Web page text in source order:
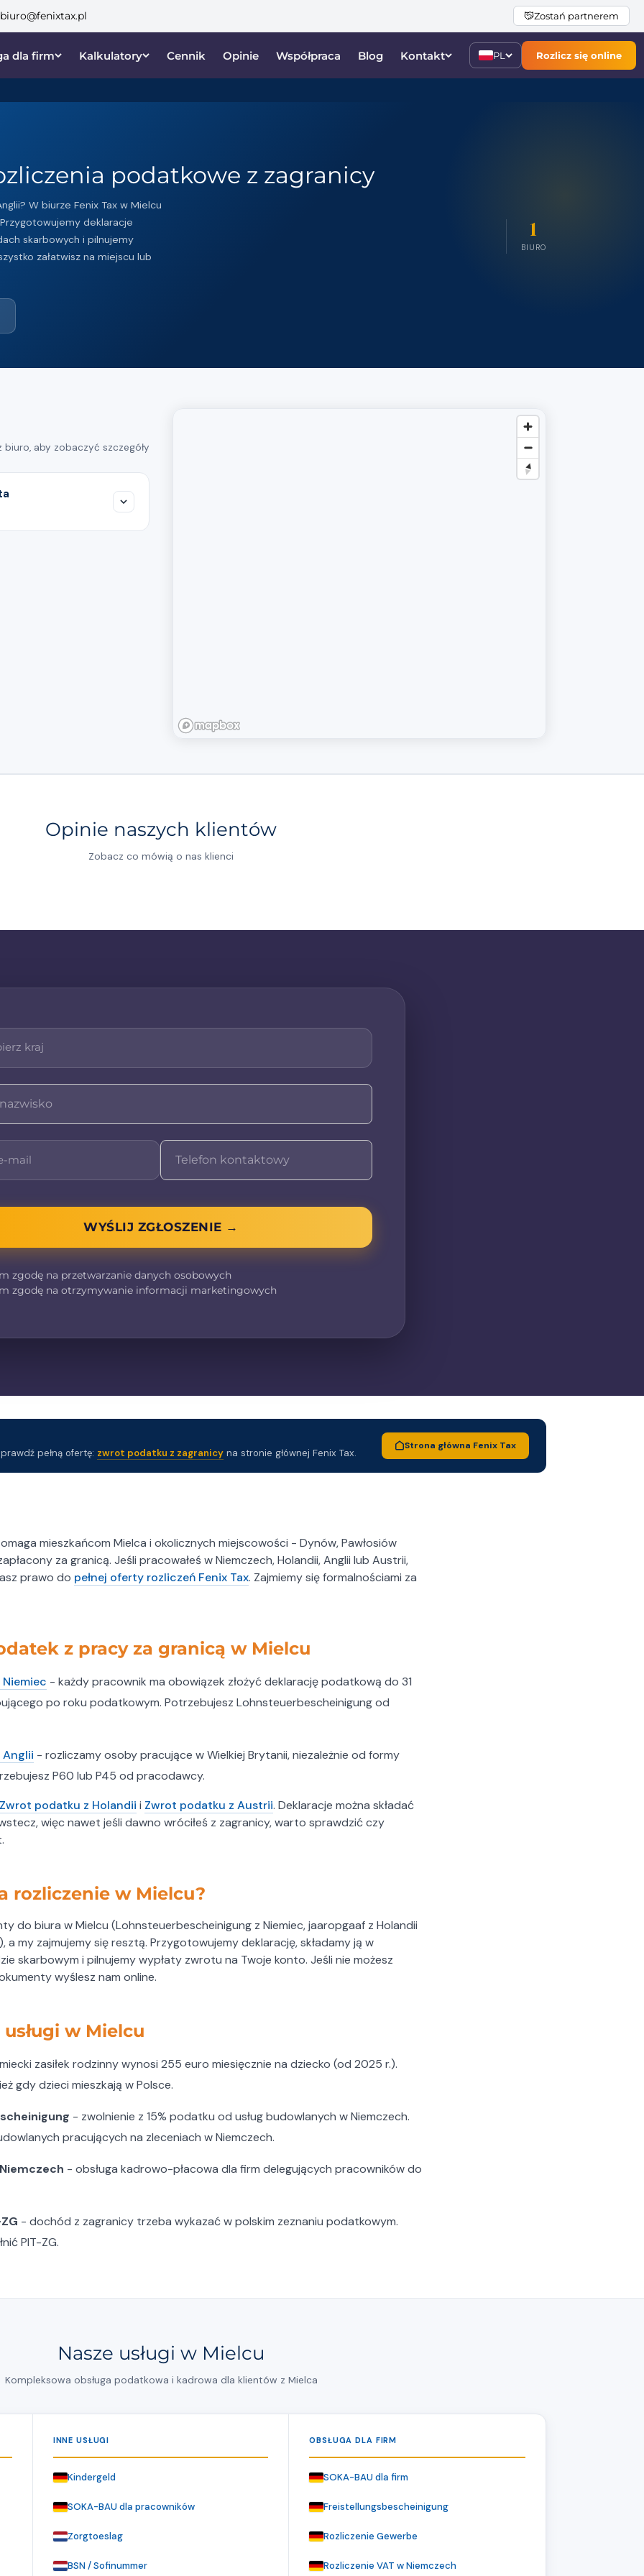
biuro@fenixtax.pl Zostań partnerem
dla firm Kalkulatory Cennik Opinie Współpraca Blog Kontakt PL Rozlicz się online
podatkowe z zagranicy
W biurze Fenix Tax w Mielcu
deklaracje
skarbowych i pilnujemy
załatwisz na miejscu lub
1
BIURO
aby zobaczyć szczegóły
którzy mają
usługi na
nich warto wymienić:
na najwyższym
przepisami prawa.
dla nas wyjątkowy.
potrzeb i
kompleksową ofertę
grup klientów.
dostępne na terenie
z każdym klientem.
które obejmują m.in.:
się kompleksowym
jednoosobowym w
kompleksową obsługę
za granicą.
pomoc w rozliczeniach
zdrowotnego:
w uzyskaniu
Opinie naszych klientów
Zobacz co mówią o nas klienci
WYŚLIJ ZGŁOSZENIE →
zgodę na przetwarzanie danych osobowych
zgodę na otrzymywanie informacji marketingowych
pełną ofertę: zwrot podatku z zagranicy na stronie głównej Fenix Tax.
Strona główna Fenix Tax
mieszkańcom Mielca i okolicznych miejscowości - Dynów, Pawłosiów
za granicą. Jeśli pracowałeś w Niemczech, Holandii, Anglii lub Austrii,
prawo do pełnej oferty rozliczeń Fenix Tax. Zajmiemy się formalnościami za
z pracy za granicą w Mielcu
- każdy pracownik ma obowiązek złożyć deklarację podatkową do 31
po roku podatkowym. Potrzebujesz Lohnsteuerbescheinigung od
- rozliczamy osoby pracujące w Wielkiej Brytanii, niezależnie od formy
P60 lub P45 od pracodawcy.
Zwrot podatku z Holandii i Zwrot podatku z Austrii. Deklaracje można składać
więc nawet jeśli dawno wróciłeś z zagranicy, warto sprawdzić czy
rozliczenie w Mielcu?
do biura w Mielcu (Lohnsteuerbescheinigung z Niemiec, jaaropgaaf z Holandii
a my zajmujemy się resztą. Przygotowujemy deklarację, składamy ją w
skarbowym i pilnujemy wypłaty zwrotu na Twoje konto. Jeśli nie możesz
wyślesz nam online.
w Mielcu
zasiłek rodzinny wynosi 255 euro miesięcznie na dziecko (od 2025 r.).
gdy dzieci mieszkają w Polsce.
- zwolnienie z 15% podatku od usług budowlanych w Niemczech.
pracujących na zleceniach w Niemczech.
- obsługa kadrowo-płacowa dla firm delegujących pracowników do
- dochód z zagranicy trzeba wykazać w polskim zeznaniu podatkowym.
PIT-ZG.
Nasze usługi w Mielcu
Kompleksowa obsługa podatkowa i kadrowa dla klientów z Mielca
INNE USŁUGI
Kindergeld
SOKA-BAU dla pracowników
Zorgtoeslag
BSN / Sofinummer
OBSŁUGA DLA FIRM
SOKA-BAU dla firm
Freistellungsbescheinigung
Rozliczenie Gewerbe
Rozliczenie VAT w Niemczech